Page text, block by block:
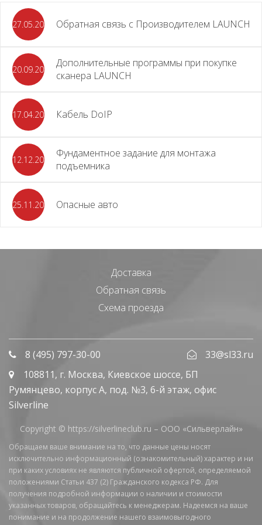
27.05.2026 Обратная связь с Производителем LAUNCH
20.09.2025
Дополнительные программы при покупке
сканера LAUNCH
17.04.2024 Кабель DoIP
12.12.2023
Фундаментное задание для монтажа
подъемника
25.11.2023 Опасные авто
Доставка
Обратная связь
Схема проезда
8 (495) 797-30-00
33@sl33.ru
108811, г. Москва, Киевское шоссе, БП
Румянцево, корпус А, под. №3, 6-й этаж, офис
Silverline
Copyright © https://silverlineclub.ru – ООО «Сильверлайн»
Обращаем ваше внимание на то, что данные цены носят
исключительно информационный (ознакомительный) характер и ни
при каких условиях не являются публичной офертой, определяемой
положениями Статьи 437 (2) Гражданского кодекса РФ. Для
получения подробной информации о наличии и стоимости
указанных товаров, обращайтесь к менеджерам. Надеемся на ваше
понимание и на продолжение нашего взаимовыгодного